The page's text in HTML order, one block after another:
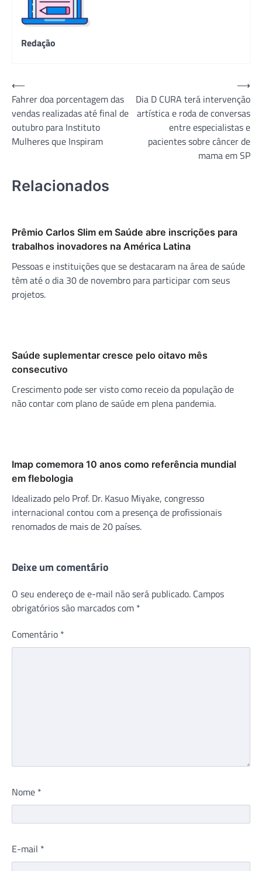
Redação
Navegação
de
Post
⟵
Fahrer doa porcentagem das
vendas realizadas até final de
outubro para Instituto
Mulheres que Inspiram
Dia D CURA terá intervenção
artística e roda de conversas
entre especialistas e
pacientes sobre câncer de
mama em SP
⟶
Relacionados
Prêmio Carlos Slim em Saúde abre inscrições para
trabalhos inovadores na América Latina
Pessoas e instituições que se destacaram na área de saúde
têm até o dia 30 de novembro para participar com seus
projetos.
Saúde suplementar cresce pelo oitavo mês
consecutivo
Crescimento pode ser visto como receio da população de
não contar com plano de saúde em plena pandemia.
Imap comemora 10 anos como referência mundial
em flebologia
Idealizado pelo Prof. Dr. Kasuo Miyake, congresso
internacional contou com a presença de profissionais
renomados de mais de 20 países.
Deixe um comentário
O seu endereço de e-mail não será publicado. Campos
obrigatórios são marcados com *
Comentário *
Nome *
E-mail *